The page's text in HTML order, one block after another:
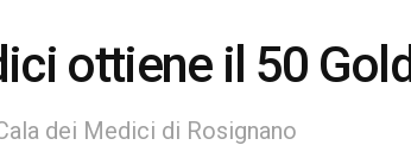
ottiene il 50 Gold
dei Medici di Rosignano